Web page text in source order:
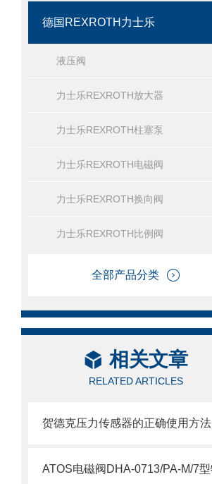
德国REXROTH力士乐
液压阀
力士乐REXROTH放大器
力士乐REXROTH柱塞泵
力士乐REXROTH电磁阀
力士乐REXROTH换向阀
力士乐REXROTH比例阀
全部产品分类
相关文章
RELATED ARTICLES
贺德克压力传感器的正确使用方法